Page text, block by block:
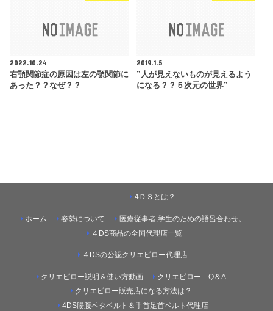
2022.10.24
右顎関節症の原因は左の顎関節に
あった？？なぜ？？
2019.1.5
”人が見えないものが見えるよう
になる？？５次元の世界”
ホーム
4ＤＳとは？
姿勢について
医療従事者,学生のための語呂合わせ。
４DS商品の全国代理店一覧
４DSの公認クリエピロー代理店
クリエピロー説明＆使い方動画
クリエピロー Q＆A
クリエピロー販売店になる方法は？
4DS腸腹ペタベルト＆手首足首ベルト代理店